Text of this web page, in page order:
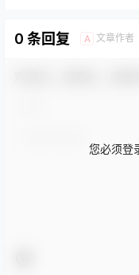
0 条回复 A 文章作者
您必须登